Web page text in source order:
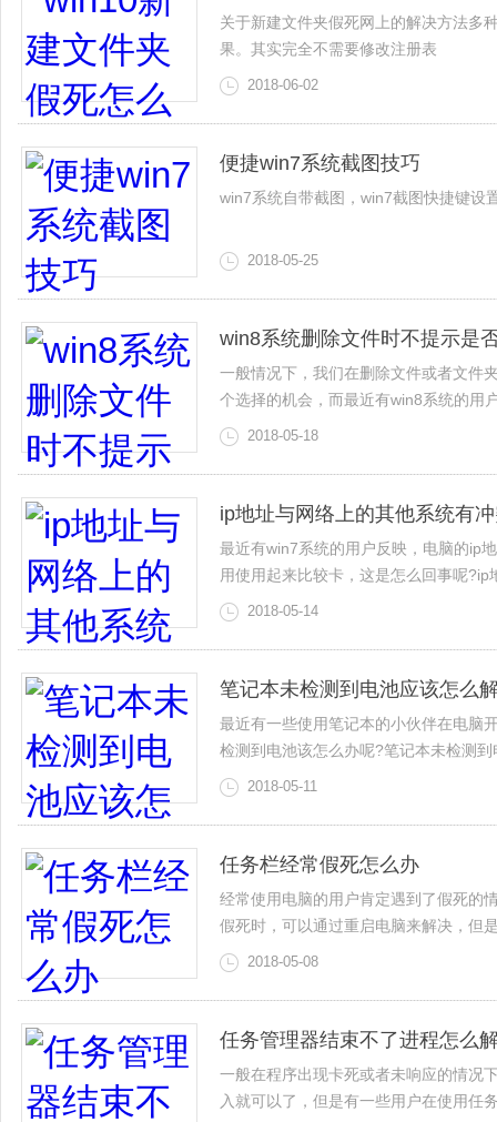
关于新建文件夹假死网上的解决方法多
果。其实完全不需要修改注册表
2018-06-02
便捷win7系统截图技巧
win7系统自带截图，win7截图快捷键设
2018-05-25
win8系统删除文件时不提示是
一般情况下，我们在删除文件或者文件
个选择的机会，而最近有win8系统的用
2018-05-18
ip地址与网络上的其他系统有
最近有win7系统的用户反映，电脑的ip
用使用起来比较卡，这是怎么回事呢
2018-05-14
笔记本未检测到电池应该怎么
最近有一些使用笔记本的小伙伴在电脑
检测到电池该怎么办呢?笔记本未检测
2018-05-11
任务栏经常假死怎么办
经常使用电脑的用户肯定遇到了假死的
假死时，可以通过重启电脑来解决，但
2018-05-08
任务管理器结束不了进程怎么
一般在程序出现卡死或者未响应的情况
入就可以了，但是有一些用户在使用任